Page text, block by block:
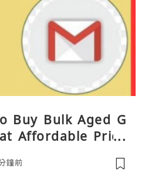
Buy Bulk Aged G
Affordable Price
鐘前